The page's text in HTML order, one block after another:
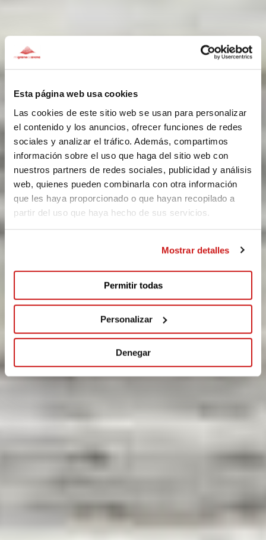
Esta página web usa cookies
Las cookies de este sitio web se usan para personalizar
el contenido y los anuncios, ofrecer funciones de redes
sociales y analizar el tráfico. Además, compartimos
información sobre el uso que haga del sitio web con
nuestros partners de redes sociales, publicidad y análisis
web, quienes pueden combinarla con otra información
que les haya proporcionado o que hayan recopilado a
partir del uso que haya hecho de sus servicios.
Mostrar detalles
Permitir todas
Personalizar
Denegar